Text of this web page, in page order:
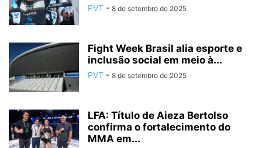
PVT - 8 de setembro de 2025
Fight Week Brasil alia esporte e
inclusão social em meio à...
PVT - 8 de setembro de 2025
LFA: Título de Aieza Bertolso
confirma o fortalecimento do
MMA em...